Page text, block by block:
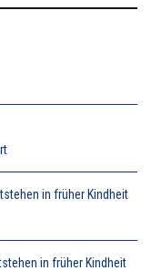
in früher Kindheit
in früher Kindheit